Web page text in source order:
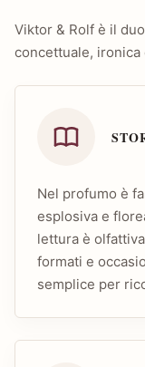
Viktor & Rolf è il
concettuale, ironica
Nel profumo è
esplosiva e
lettura è
formati e
semplice per